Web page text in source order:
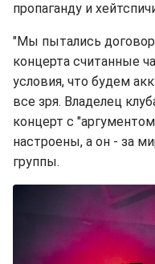
пропаганду и
"Мы пытались
концерта считанные
условия, что будем
все зря. Владелец
концерт с
настроены, а он - за
группы.